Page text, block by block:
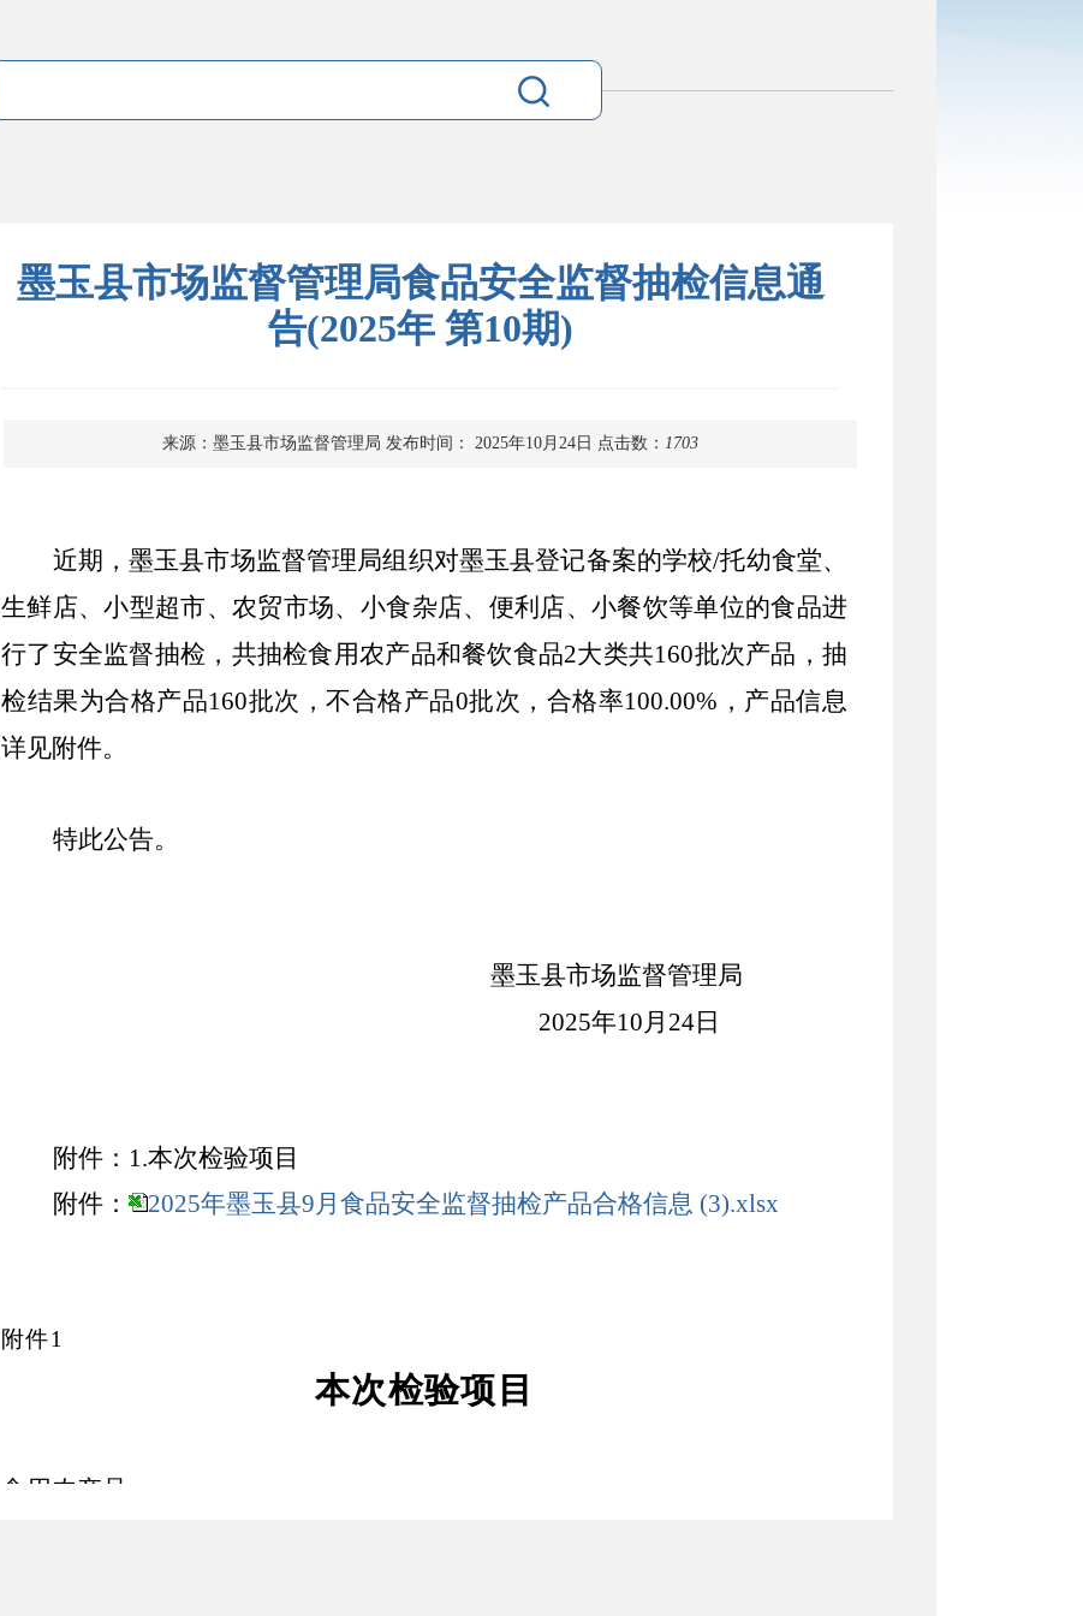
墨玉县市场监督管理局食品安全监督抽检信息通
告(2025年 第10期)
来源：墨玉县市场监督管理局 发布时间： 2025年10月24日 点击数： 1703
近期，墨玉县市场监督管理局组织对墨玉县登记备案的学校/托幼食堂、
生鲜店、小型超市、农贸市场、小食杂店、便利店、小餐饮等单位的食品进
行了安全监督抽检，共抽检食用农产品和餐饮食品2大类共160批次产品，抽
检结果为合格产品160批次，不合格产品0批次，合格率100.00%，产品信息
详见附件。
特此公告。
墨玉县市场监督管理局
2025年10月 24日
附件： 1.本次检验项目
附件：
2025年墨玉县9月食品安全监督抽检产品合格信息 (3).xlsx
附件1
本次检验项目
食用农产品